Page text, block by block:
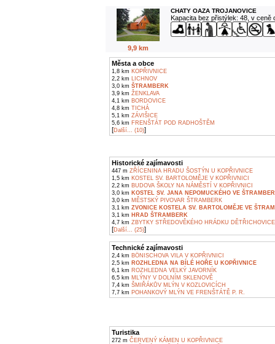
9,9 km
CHATY OAZA TROJANOVICE
Kapacita bez přistýlek: 48, v ceně
Města a obce
1,8 km KOPŘIVNICE
2,2 km LICHNOV
3,0 km ŠTRAMBERK
3,9 km ŽENKLAVA
4,1 km BORDOVICE
4,8 km TICHÁ
5,1 km ZÁVIŠICE
5,6 km FRENŠTÁT POD RADHOŠTĚM
[Další... (10)]
Historické zajímavosti
447 m ZŘÍCENINA HRADU ŠOSTÝN U KOPŘIVNICE
1,5 km KOSTEL SV. BARTOLOMĚJE V KOPŘIVNICI
2,2 km BUDOVA ŠKOLY NA NÁMĚSTÍ V KOPŘIVNICI
3,0 km KOSTEL SV. JANA NEPOMUCKÉHO VE
3,0 km MĚSTSKÝ PIVOVAR ŠTRAMBERK
3,1 km ZVONICE KOSTELA SV. BARTOLOMĚJE VE
3,1 km HRAD ŠTRAMBERK
4,7 km ZBYTKY STŘEDOVĚKÉHO HRÁDKU
[Další... (25)]
Technické zajímavosti
2,4 km BÖNISCHOVA VILA V KOPŘIVNICI
2,5 km ROZHLEDNA NA BÍLÉ HOŘE U KOPŘIVNICE
6,1 km ROZHLEDNA VELKÝ JAVORNÍK
6,5 km MLÝNY V DOLNÍM SKLENOVĚ
7,4 km ŠMIŘÁKŮV MLÝN V KOZLOVICÍCH
7,7 km POHANKOVÝ MLÝN VE FRENŠTÁTĚ P. R.
Turistika
272 m ČERVENÝ KÁMEN U KOPŘIVNICE